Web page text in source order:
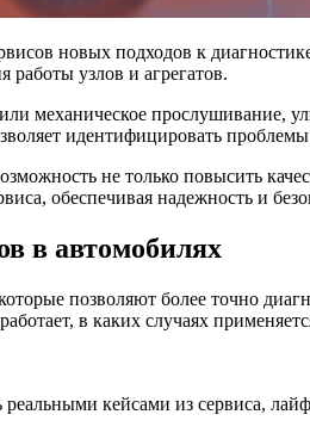
новых подходов к
узлов и агрегатов.
механическое прослушивание,
идентифицировать
не только повысить
обеспечивая надежность и
в автомобилях
позволяют более точно
в каких случаях
кейсами из сервиса,